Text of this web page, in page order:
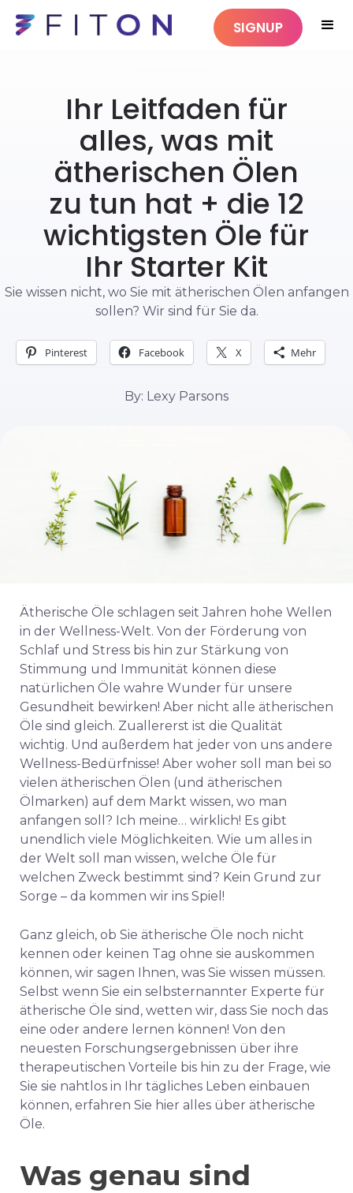
SIGNUP
Ihr Leitfaden für
alles, was mit
ätherischen Ölen
zu tun hat + die 12
wichtigsten Öle für
Ihr Starter Kit
Sie wissen nicht, wo Sie mit ätherischen Ölen anfangen
sollen? Wir sind für Sie da.
Pinterest Facebook X Mehr
By: Lexy Parsons
Ätherische Öle schlagen seit Jahren hohe Wellen
in der Wellness-Welt. Von der Förderung von
Schlaf und Stress bis hin zur Stärkung von
Stimmung und Immunität können diese
natürlichen Öle wahre Wunder für unsere
Gesundheit bewirken! Aber nicht alle ätherischen
Öle sind gleich. Zuallererst ist die Qualität
wichtig. Und außerdem hat jeder von uns andere
Wellness-Bedürfnisse! Aber woher soll man bei so
vielen ätherischen Ölen (und ätherischen
Ölmarken) auf dem Markt wissen, wo man
anfangen soll? Ich meine… wirklich! Es gibt
unendlich viele Möglichkeiten. Wie um alles in
der Welt soll man wissen, welche Öle für
welchen Zweck bestimmt sind? Kein Grund zur
Sorge – da kommen wir ins Spiel!
Ganz gleich, ob Sie ätherische Öle noch nicht
kennen oder keinen Tag ohne sie auskommen
können, wir sagen Ihnen, was Sie wissen müssen.
Selbst wenn Sie ein selbsternannter Experte für
ätherische Öle sind, wetten wir, dass Sie noch das
eine oder andere lernen können! Von den
neuesten Forschungsergebnissen über ihre
therapeutischen Vorteile bis hin zu der Frage, wie
Sie sie nahtlos in Ihr tägliches Leben einbauen
können, erfahren Sie hier alles über ätherische
Öle.
Was genau sind